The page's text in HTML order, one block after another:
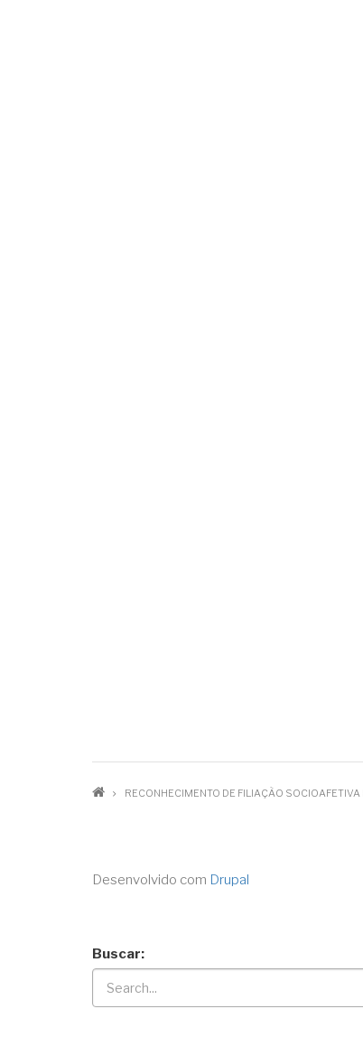
RECONHECIMENTO DE FILIAÇÃO
Desenvolvido com Drupal
Buscar